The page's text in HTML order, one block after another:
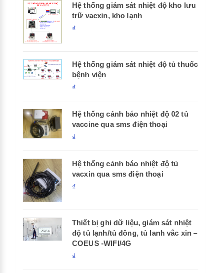
Hệ thống giám sát nhiệt độ kho lưu
trữ vacxin, kho lạnh
₫
Hệ thống giám sát nhiệt độ tủ thuốc
bệnh viện
₫
Hệ thống cảnh báo nhiệt độ 02 tủ
vaccine qua sms điện thoại
₫
Hệ thống cảnh báo nhiệt độ tủ
vacxin qua sms điện thoại
₫
Thiết bị ghi dữ liệu, giám sát nhiệt
độ tủ lạnh/tủ đông, tủ lanh vắc xin –
COEUS -WIFI/4G
₫